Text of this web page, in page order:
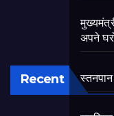
Recent
अपने